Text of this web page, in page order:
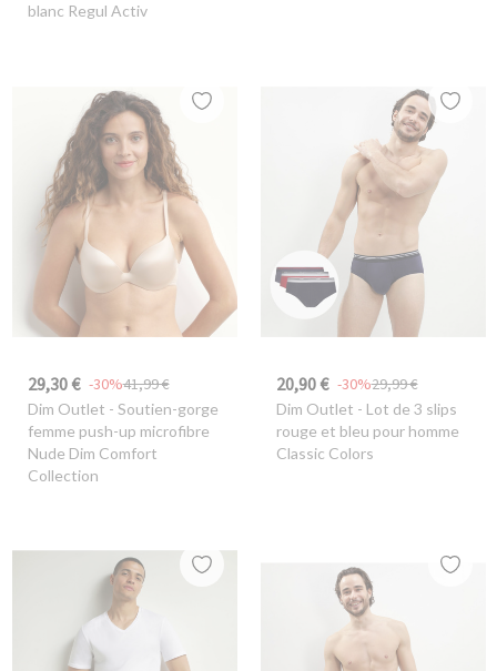
blanc Regul Activ
29,30 € 41,99 €
-30%
Dim Outlet - Soutien-gorge
femme push-up microfibre
Nude Dim Comfort
Collection
20,90 € 29,99 €
-30%
Dim Outlet - Lot de 3 slips
rouge et bleu pour homme
Classic Colors